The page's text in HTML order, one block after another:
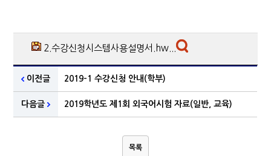
2.수강신청시스템사용설명서.hw...
이전글 2019-1 수강신청 안내(학부)
다음글 2019학년도 제1회 외국어시험 자료(일반, 교육)
목록